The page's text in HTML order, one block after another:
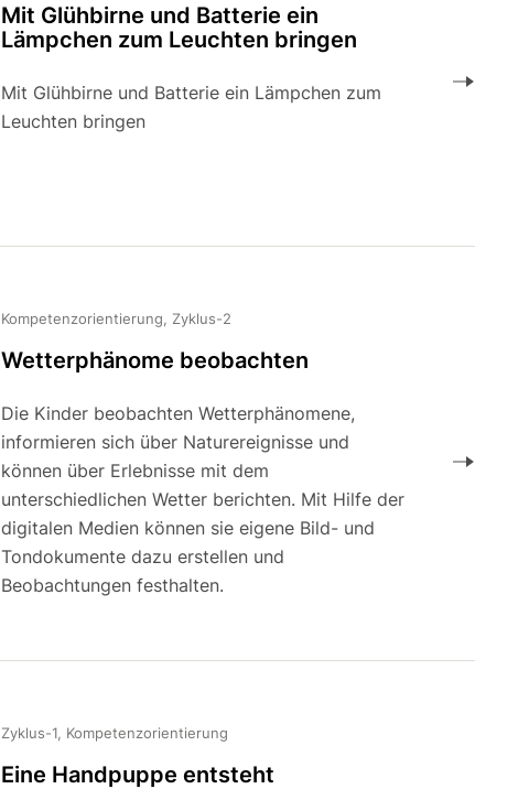
Mit Glühbirne und Batterie ein
Lämpchen zum Leuchten bringen
Mit Glühbirne und Batterie ein Lämpchen zum
Leuchten bringen
Kompetenzorientierung, Zyklus-2
Wetterphänome beobachten
Die Kinder beobachten Wetterphänomene,
informieren sich über Naturereignisse und
können über Erlebnisse mit dem
unterschiedlichen Wetter berichten. Mit Hilfe der
digitalen Medien können sie eigene Bild- und
Tondokumente dazu erstellen und
Beobachtungen festhalten.
Zyklus-1, Kompetenzorientierung
Eine Handpuppe entsteht